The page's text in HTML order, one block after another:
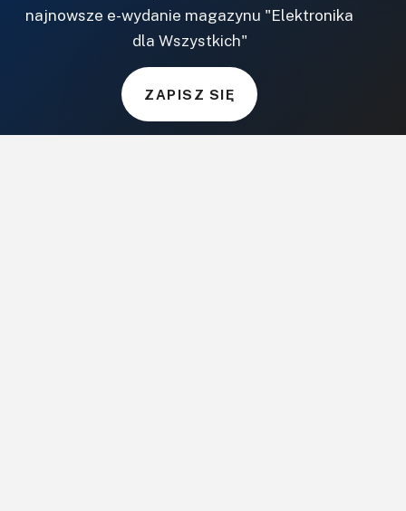
DOM, OGRÓD I WNĘTRZA
Projekty.BudujemyDom.pl
Informator Budownictwa
najnowsze e-wydanie magazynu "Elektronika
dla Wszystkich"
ZAPISZ SIĘ